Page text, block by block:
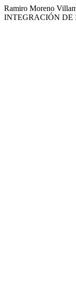
Ramiro Moreno
INTEGRACIÓN DE